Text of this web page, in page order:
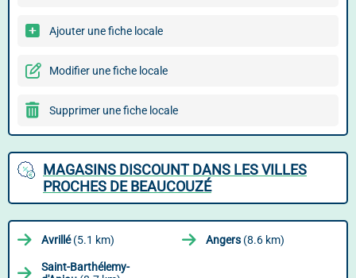
Ajouter une fiche locale
Modifier une fiche locale
Supprimer une fiche locale
MAGASINS DISCOUNT DANS LES VILLES
PROCHES DE BEAUCOUZÉ
Avrillé(5.1 km) Angers (8.6 km)
Saint-Barthélemy-